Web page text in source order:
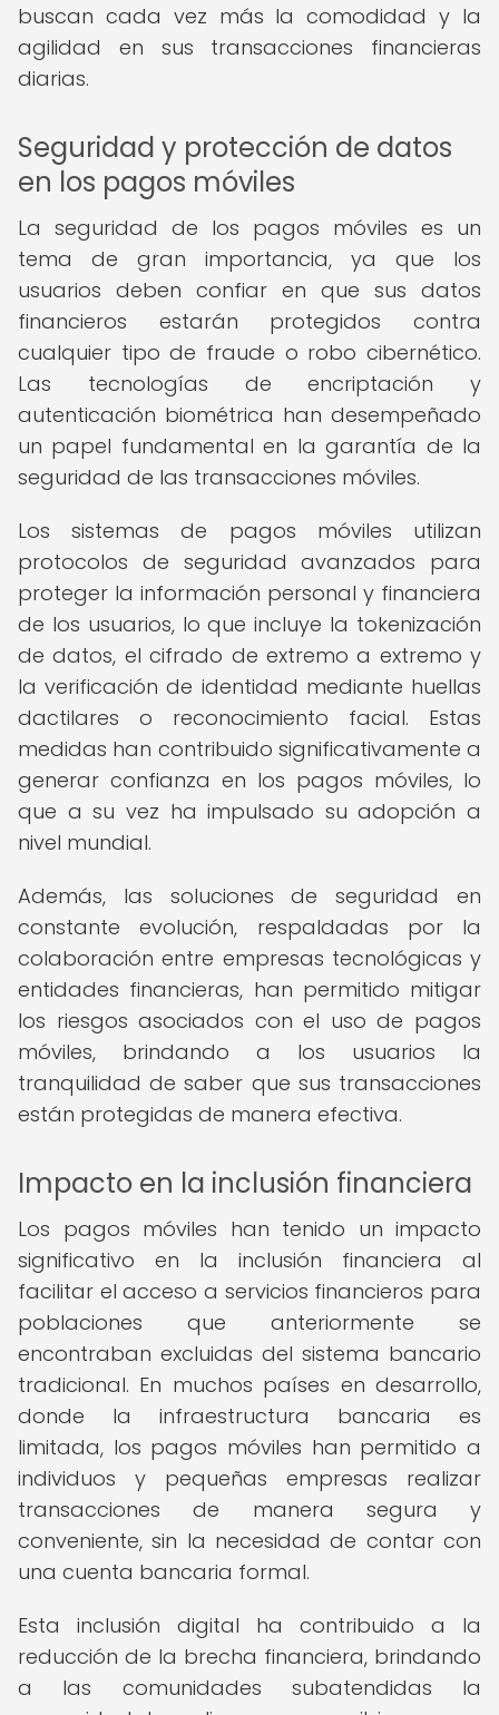
buscan cada vez más la comodidad y la
agilidad en sus transacciones financieras
diarias.
Seguridad y protección de datos
en los pagos móviles
La seguridad de los pagos móviles es un
tema de gran importancia, ya que los
usuarios deben confiar en que sus datos
financieros estarán protegidos contra
cualquier tipo de fraude o robo cibernético.
Las tecnologías de encriptación y
autenticación biométrica han desempeñado
un papel fundamental en la garantía de la
seguridad de las transacciones móviles.
Los sistemas de pagos móviles utilizan
protocolos de seguridad avanzados para
proteger la información personal y financiera
de los usuarios, lo que incluye la tokenización
de datos, el cifrado de extremo a extremo y
la verificación de identidad mediante huellas
dactilares o reconocimiento facial. Estas
medidas han contribuido significativamente a
generar confianza en los pagos móviles, lo
que a su vez ha impulsado su adopción a
nivel mundial.
Además, las soluciones de seguridad en
constante evolución, respaldadas por la
colaboración entre empresas tecnológicas y
entidades financieras, han permitido mitigar
los riesgos asociados con el uso de pagos
móviles, brindando a los usuarios la
tranquilidad de saber que sus transacciones
están protegidas de manera efectiva.
Impacto en la inclusión financiera
Los pagos móviles han tenido un impacto
significativo en la inclusión financiera al
facilitar el acceso a servicios financieros para
poblaciones que anteriormente se
encontraban excluidas del sistema bancario
tradicional. En muchos países en desarrollo,
donde la infraestructura bancaria es
limitada, los pagos móviles han permitido a
individuos y pequeñas empresas realizar
transacciones de manera segura y
conveniente, sin la necesidad de contar con
una cuenta bancaria formal.
Esta inclusión digital ha contribuido a la
reducción de la brecha financiera, brindando
a las comunidades subatendidas la